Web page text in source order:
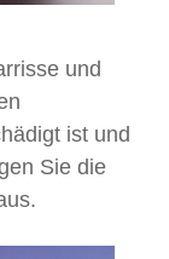
und
ist und
Sie die